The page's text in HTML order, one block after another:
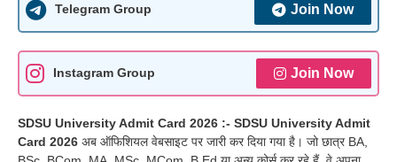
Telegram Group Join Now
Instagram Group Join Now
SDSU University Admit Card 2026 :- SDSU University Admit
Card 2026 अब ऑफिशियल वेबसाइट पर जारी कर दिया गया है। जो छात्र BA,